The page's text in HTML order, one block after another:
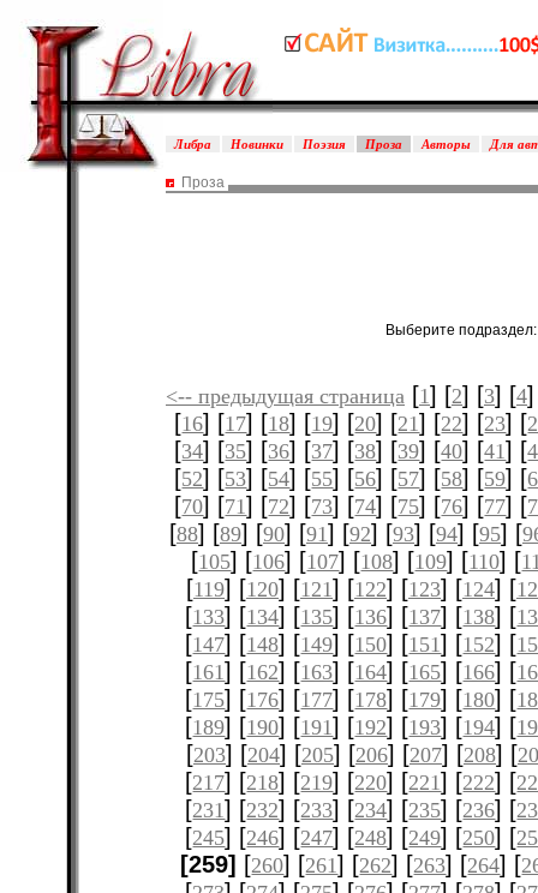
Либра Новинки Поэзия Проза Авторы Для
Проза
Выберите
<-- предыдущая страница [1] [2] [3] [4
[16] [17] [18] [19] [20] [21] [22] [23] [
[34] [35] [36] [37] [38] [39] [40] [41] [
[52] [53] [54] [55] [56] [57] [58] [59] [
[70] [71] [72] [73] [74] [75] [76] [77] [
[88] [89] [90] [91] [92] [93] [94] [95] [
[105] [106] [107] [108] [109] [110] [
[119] [120] [121] [122] [123] [124] [
[133] [134] [135] [136] [137] [138] [
[147] [148] [149] [150] [151] [152] [
[161] [162] [163] [164] [165] [166] [
[175] [176] [177] [178] [179] [180] [
[189] [190] [191] [192] [193] [194] [
[203] [204] [205] [206] [207] [208] [
[217] [218] [219] [220] [221] [222] [
[231] [232] [233] [234] [235] [236] [
[245] [246] [247] [248] [249] [250] [
[259] [260] [261] [262] [263] [264] [